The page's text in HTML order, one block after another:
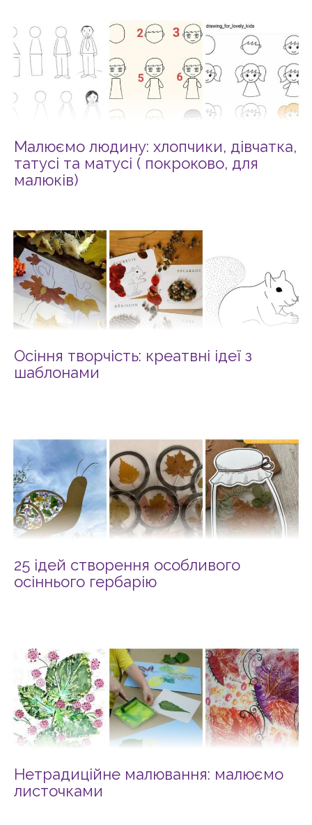
Малюємо людину: хлопчики, дівчатка,
татусі та матусі ( покроково, для
малюків)
Осіння творчість: креатвні ідеї з
шаблонами
25 ідей створення особливого
осіннього гербарію
Нетрадиційне малювання: малюємо
листочками